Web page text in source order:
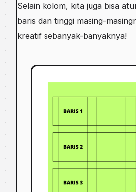
Selain kolom, kita juga bisa
baris dan tinggi masing-
kreatif sebanyak-banyaknya!